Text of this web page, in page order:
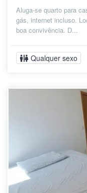
Aluga-se quarto para
gás, internet incluso.
boa convivência. D...
Qualquer sexo